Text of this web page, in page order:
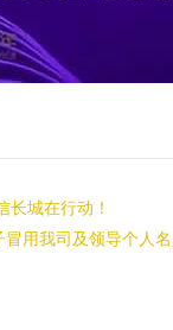
长城在行动！
冒用我司及领导个人